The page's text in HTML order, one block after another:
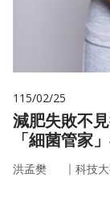
115/02/25
減肥失敗不
「細菌管家
洪孟樊 ｜ 科技